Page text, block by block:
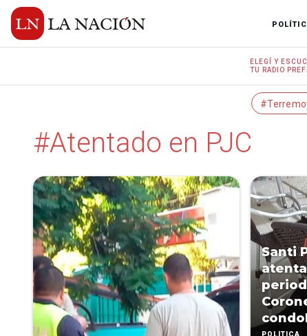
ELEGÍ Y
TU RADIO
#Atentado en PJC
Santi